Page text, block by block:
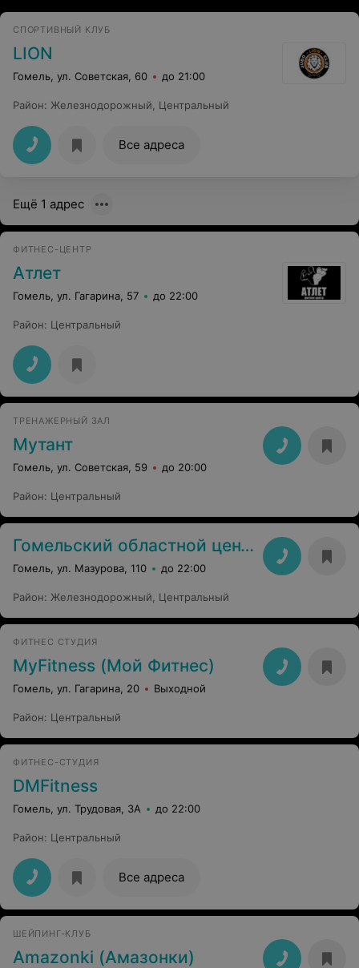
СПОРТИВНЫЙ КЛУБ
LION
Гомель, ул. Советская, 60 до 21:00
Район: Железнодорожный Центральный
Все адреса
Ещё 1 адрес
ФИТНЕС-ЦЕНТР
Атлет
Гомель, ул. Гагарина, 57 до 22:00
Район: Центральный
ТРЕНАЖЕРНЫЙ ЗАЛ
Мутант
Гомель, ул. Советская, 59 до 20:00
Район: Центральный
Гомельский областной центр олимпийского резерва по теннису
Гомель, ул. Мазурова, 110 до 22:00
Район: Железнодорожный Центральный
ФИТНЕС СТУДИЯ
MyFitness (Мой Фитнес)
Гомель, ул. Гагарина, 20 Выходной
Район: Центральный
ФИТНЕС-СТУДИЯ
DMFitness
Гомель, ул. Трудовая, 3А до 22:00
Район: Центральный
Все адреса
ШЕЙПИНГ-КЛУБ
Amazonki (Амазонки)